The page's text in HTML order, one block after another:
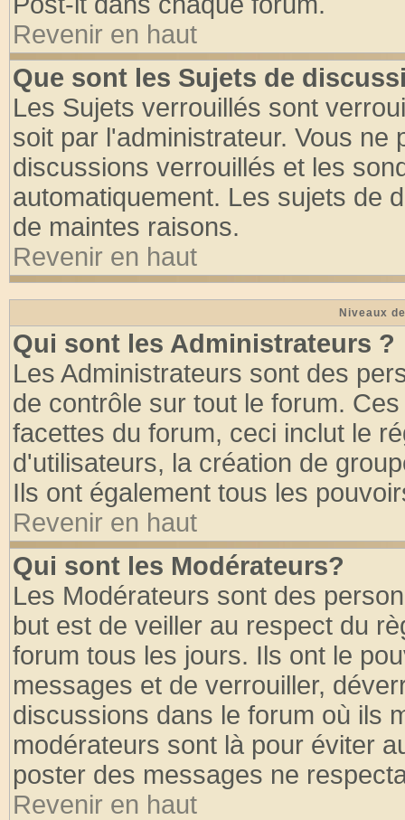
Revenir en haut
Que sont les Sujets de
Les Sujets verrouillés sont
soit par l'administrateur. Vous
discussions verrouillés et les
automatiquement. Les sujets de
de maintes raisons.
Revenir en haut
Niveaux
Qui sont les Administrateurs ?
Les Administrateurs sont des
de contrôle sur tout le forum.
facettes du forum, ceci inclut le
d'utilisateurs, la création de
Ils ont également tous les
Revenir en haut
Qui sont les Modérateurs?
Les Modérateurs sont des
but est de veiller au respect du
forum tous les jours. Ils ont le
messages et de verrouiller,
discussions dans le forum où ils
modérateurs sont là pour éviter
poster des messages ne
Revenir en haut